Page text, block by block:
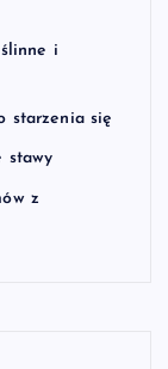
i
starzenia się
stawy
z